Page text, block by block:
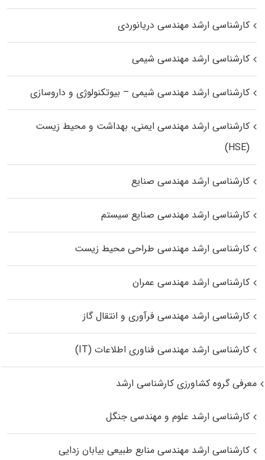
کارشناسی ارشد مهندسی دریانوردی
کارشناسی ارشد مهندسی شیمی
کارشناسی ارشد مهندسی شیمی – بیوتکنولوژی و داروسازی
کارشناسی ارشد مهندسی ایمنی، بهداشت و محیط زیست
(HSE)
کارشناسی ارشد مهندسی صنایع
کارشناسی ارشد مهندسی صنایع سیستم
کارشناسی ارشد مهندسی طراحی محیط زیست
کارشناسی ارشد مهندسی عمران
کارشناسی ارشد مهندسی فرآوری و انتقال گاز
کارشناسی ارشد مهندسی فناوری اطلاعات (IT)
معرفی گروه کشاورزی کارشناسی ارشد
کارشناسی ارشد علوم و مهندسی جنگل
کارشناسی ارشد مهندسی منابع طبیعی بیابان زدایی